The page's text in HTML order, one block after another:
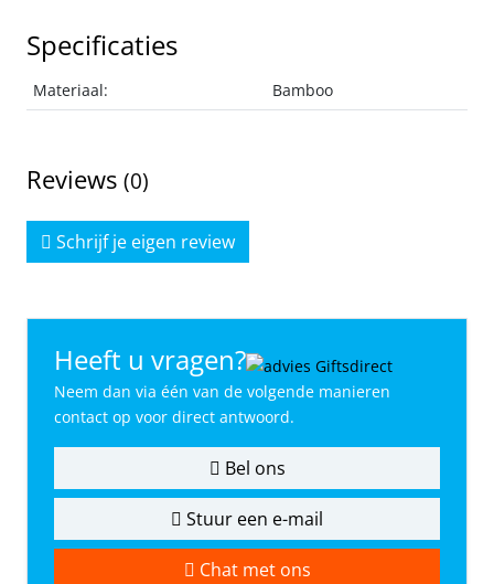
Specificaties
Materiaal: Bamboo
Reviews (0)
Schrijf je eigen review
Heeft u vragen?
Neem dan via één van de volgende manieren
contact op voor direct antwoord.
Bel ons
Stuur een e-mail
Chat met ons